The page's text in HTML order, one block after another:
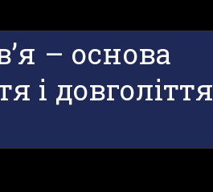
– основа
і довголіття